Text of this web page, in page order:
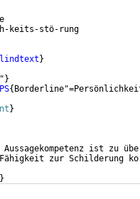
keits-stö-rung
}
" }
{
}
Aussagekompetenz ist zu
zur Schilderung
}